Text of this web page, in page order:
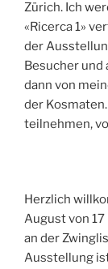
Zürich. Ich
«Ricerca 1»
der
Besucher und
dann von
der
teilnehmen,
Herzlich
August von
an der
Ausstellung